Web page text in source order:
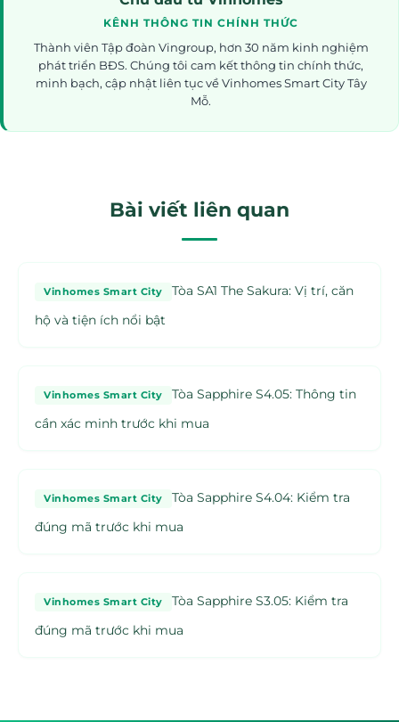
KÊNH THÔNG TIN CHÍNH THỨC
Thành viên Tập đoàn Vingroup, hơn 30 năm kinh nghiệm
phát triển BĐS. Chúng tôi cam kết thông tin chính thức,
minh bạch, cập nhật liên tục về Vinhomes Smart City Tây
Mỗ.
Bài viết liên quan
Vinhomes Smart City
Tòa SA1 The Sakura: Vị trí, căn
hộ và tiện ích nổi bật
Vinhomes Smart City
Tòa Sapphire S4.05: Thông tin
cần xác minh trước khi mua
Vinhomes Smart City
Tòa Sapphire S4.04: Kiểm tra
đúng mã trước khi mua
Vinhomes Smart City
Tòa Sapphire S3.05: Kiểm tra
đúng mã trước khi mua